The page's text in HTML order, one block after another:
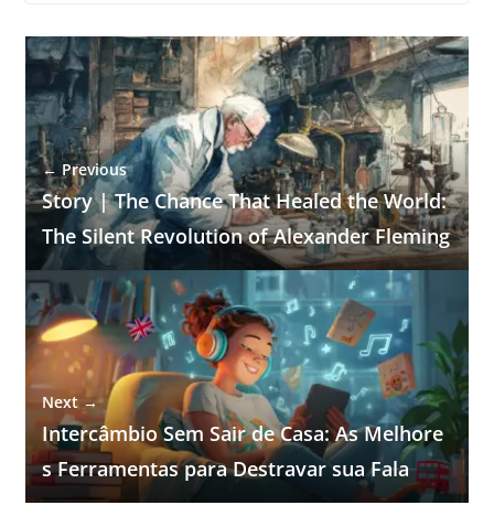
← Previous
Story | The Chance That Healed the World:
The Silent Revolution of Alexander Fleming
Next →
Intercâmbio Sem Sair de Casa: As Melhore
s Ferramentas para Destravar sua Fala